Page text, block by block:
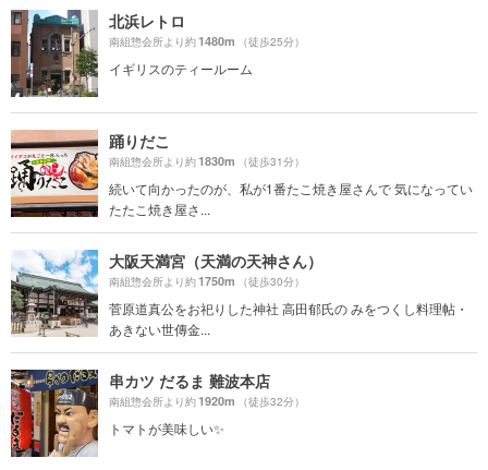
北浜レトロ
南組惣会所より約1480m （徒歩25分）
イギリスのティールーム
踊りだこ
南組惣会所より約1830m （徒歩31分）
続いて向かったのが、私が1番たこ焼き屋さんで 気になってい
たたこ焼き屋さ...
大阪天満宮（天満の天神さん）
南組惣会所より約1750m （徒歩30分）
菅原道真公をお祀りした神社 高田郁氏の みをつくし料理帖・
あきない世傳金...
串カツ だるま 難波本店
南組惣会所より約1920m （徒歩32分）
トマトが美味しい✨